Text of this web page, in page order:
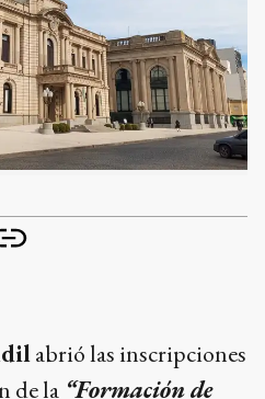
abrió las inscripciones
de la “Formación de